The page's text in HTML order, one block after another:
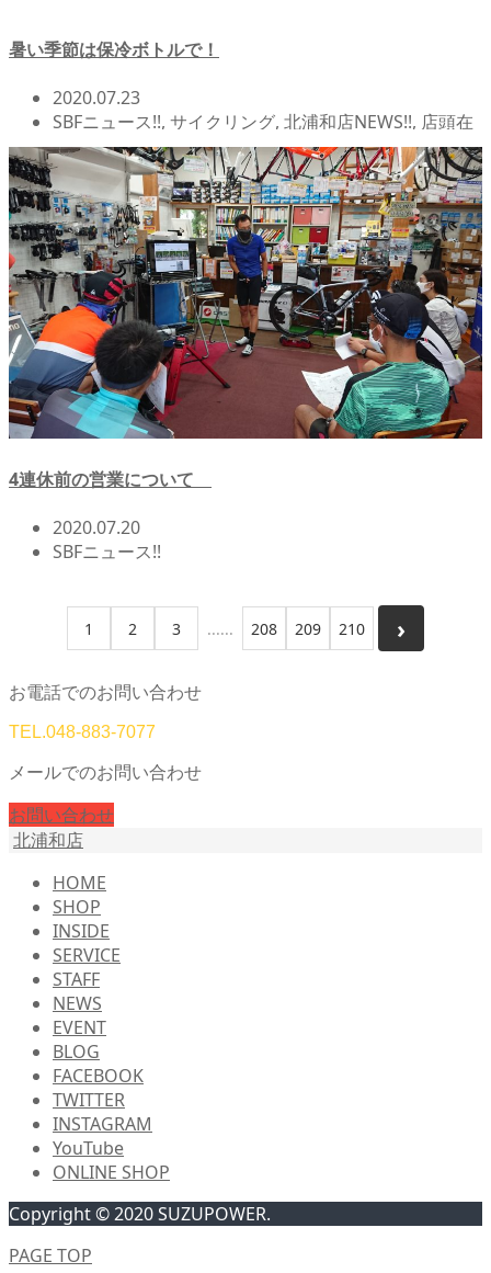
暑い季節は保冷ボトルで！
2020.07.23
SBFニュース!!, サイクリング, 北浦和店NEWS!!, 店頭在
庫,自転車イベント/サイクリング
4連休前の営業について
2020.07.20
SBFニュース!!
1 2 3 208 209 210
お電話でのお問い合わせ
TEL.048-883-7077
メールでのお問い合わせ
お問い合わせ
北浦和店
HOME
SHOP
INSIDE
SERVICE
STAFF
NEWS
EVENT
BLOG
FACEBOOK
TWITTER
INSTAGRAM
YouTube
ONLINE SHOP
Copyright © 2020 SUZUPOWER.
PAGE TOP